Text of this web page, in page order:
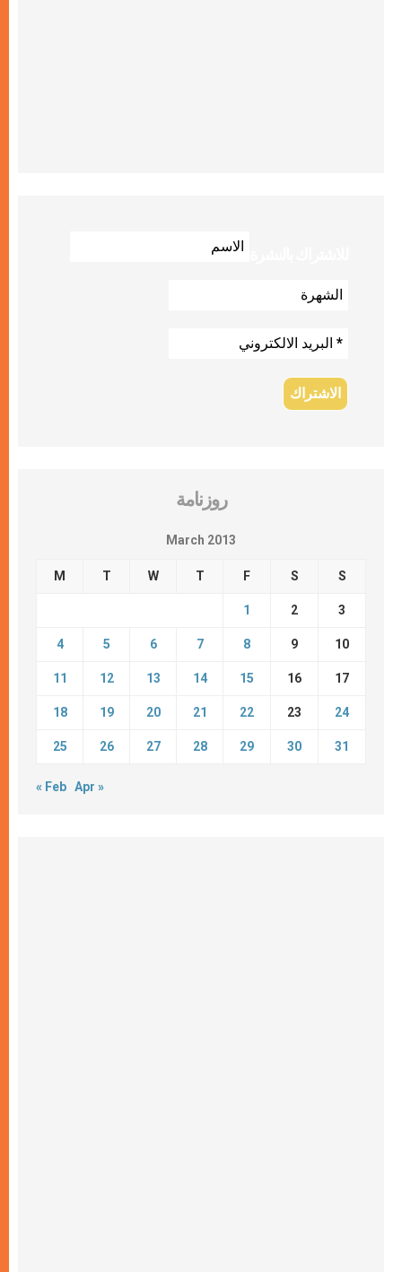
روزنامة
March 2013
M T W T F S S
1 2 3
4 5 6 7 8 9 10
11 12 13 14 15 16 17
18 19 20 21 22 23 24
25 26 27 28 29 30 31
« Feb Apr »